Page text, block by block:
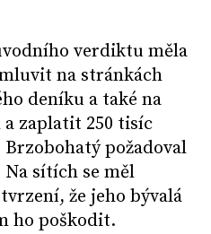
verdiktu měla
na stránkách
deníku a také na
zaplatit 250 tisíc
požadoval
sítích se měl
že jeho bývalá
ho poškodit.